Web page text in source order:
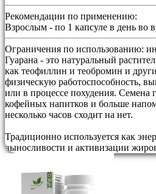
Рекомендации по применению:
Взрослым - по 1 капсуле в день во
Ограничения по использованию:
Гуарана - это натуральный
как теофиллин и теобромин и
физическую работоспособность,
или в процессе похудения. Семена
кофейных напитков и больше
несколько часов сходит на нет.
Традиционно используется как
выносливости и активизации